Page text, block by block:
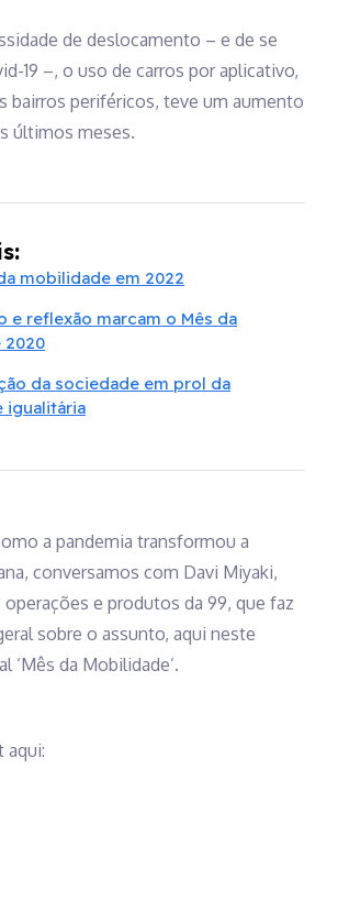
de deslocamento – e de se
19 –, o uso de carros por aplicativo,
bairros periféricos, teve um aumento
últimos meses.
mobilidade em 2022
e reflexão marcam o Mês da
2020
da sociedade em prol da
igualitária
a pandemia transformou a
conversamos com Davi Miyaki,
e produtos da 99, que faz
sobre o assunto, aqui neste
‘Mês da Mobilidade’.
aqui: